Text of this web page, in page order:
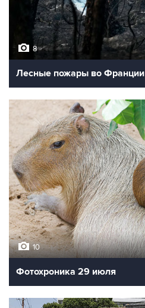
8
Лесные пожары во Франции
10
Фотохроника 29 июля